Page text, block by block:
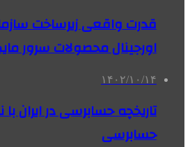
قدرت واقعی زیرساخت
اورجینال محصولات سرور
۱۴۰۲/۱۰/۱۴
تاریخچه حسابرسی در ایران
حسابرسی